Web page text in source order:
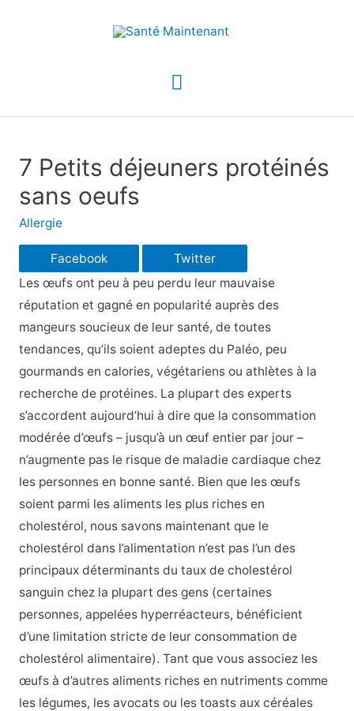
Menu
7 Petits déjeuners protéinés
sans oeufs
Allergie
Facebook
Twitter
Les œufs ont peu à peu perdu leur mauvaise
réputation et gagné en popularité auprès des
mangeurs soucieux de leur santé, de toutes
tendances, qu’ils soient adeptes du Paléo, peu
gourmands en calories, végétariens ou athlètes à la
recherche de protéines. La plupart des experts
s’accordent aujourd’hui à dire que la consommation
modérée d’œufs – jusqu’à un œuf entier par jour –
n’augmente pas le risque de maladie cardiaque chez
les personnes en bonne santé. Bien que les œufs
soient parmi les aliments les plus riches en
cholestérol, nous savons maintenant que le
cholestérol dans l’alimentation n’est pas l’un des
principaux déterminants du taux de cholestérol
sanguin chez la plupart des gens (certaines
personnes, appelées hyperréacteurs, bénéficient
d’une limitation stricte de leur consommation de
cholestérol alimentaire). Tant que vous associez les
œufs à d’autres aliments riches en nutriments comme
les légumes, les avocats ou les toasts aux céréales